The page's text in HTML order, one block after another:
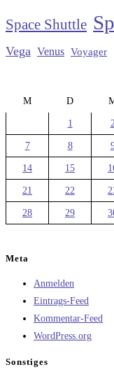
Space Shuttle
Vega Venus Voyager
M
D
1 2
7 8
14 15
21 22
28 29
Meta
Anmelden
Eintrags-Feed
Kommentar-Feed
WordPress.org
Sonstiges